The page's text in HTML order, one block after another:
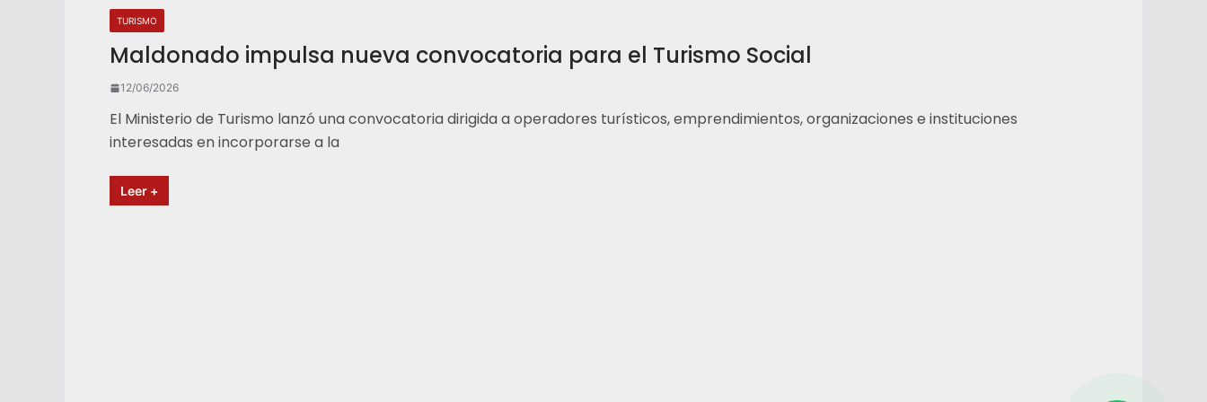
TURISMO
Maldonado impulsa nueva convocatoria para el Turismo Social
12/06/2026
El Ministerio de Turismo lanzó una convocatoria dirigida a operadores turísticos, emprendimientos, organizaciones e instituciones
interesadas en incorporarse a la
Leer +